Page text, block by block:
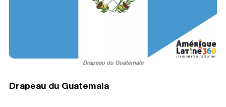
Drapeau du Guatemala
Drapeau du Guatemala